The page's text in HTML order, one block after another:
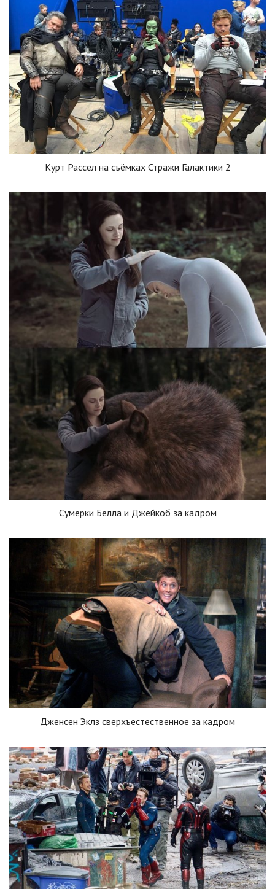
Курт Рассел на съёмках Стражи Галактики 2
Сумерки Белла и Джейкоб за кадром
Дженсен Эклз сверхъестественное за кадром